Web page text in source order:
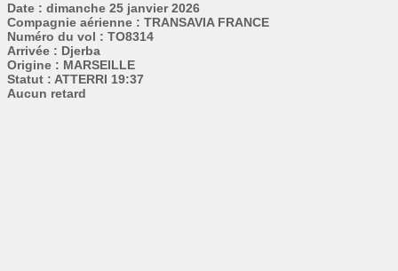
Date : dimanche 25 janvier 2026
Compagnie aérienne : TRANSAVIA FRANCE
Numéro du vol : TO8314
Arrivée : Djerba
Origine : MARSEILLE
Statut : ATTERRI 19:37
Aucun retard